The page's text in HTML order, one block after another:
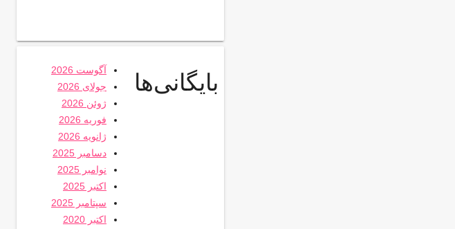
بایگانی‌ها
آگوست 2026
جولای 2026
ژوئن 2026
فوریه 2026
ژانویه 2026
دسامبر 2025
نوامبر 2025
اکتبر 2025
سپتامبر 2025
اکتبر 2020